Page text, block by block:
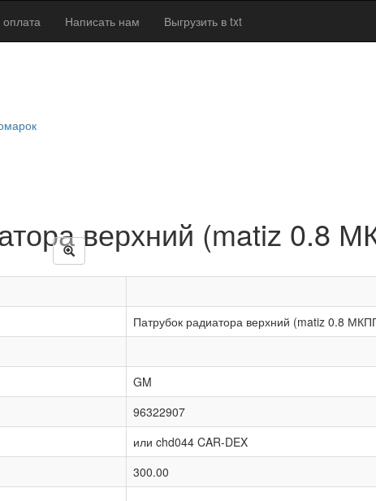
оплата Написать нам Выгрузить в txt
верхний (matiz 0.8
Патрубок радиатора верхний (matiz 0.8
GM
96322907
или chd044 CAR-DEX
300.00